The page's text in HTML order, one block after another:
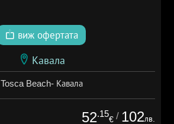
виж офертата
Кавала
Tosca Beach- Кавала
52.15
€ / 102лв.